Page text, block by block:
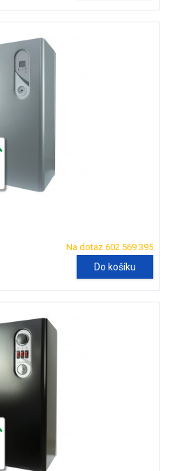
Na dotaz 602 569 395
Do košíku